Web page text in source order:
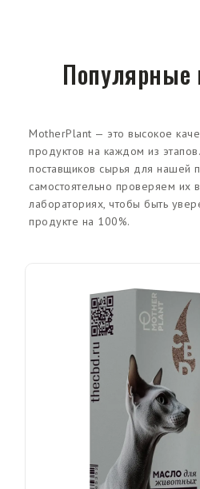
Популярные
MotherPlant — это высокое
продуктов на каждом из
поставщиков сырья для нашей
самостоятельно проверяем их
лабораториях, чтобы быть
продукте на 100%.